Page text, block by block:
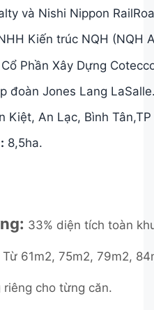
và Nishi Nippon
Kiến trúc NQH (NQH
Phần Xây Dựng
đoàn Jones Lang
Kiệt, An Lạc, Bình Tân,TP
8,5ha.
33% diện tích toàn
Từ 61m2, 75m2, 79m2,
riêng cho từng căn.